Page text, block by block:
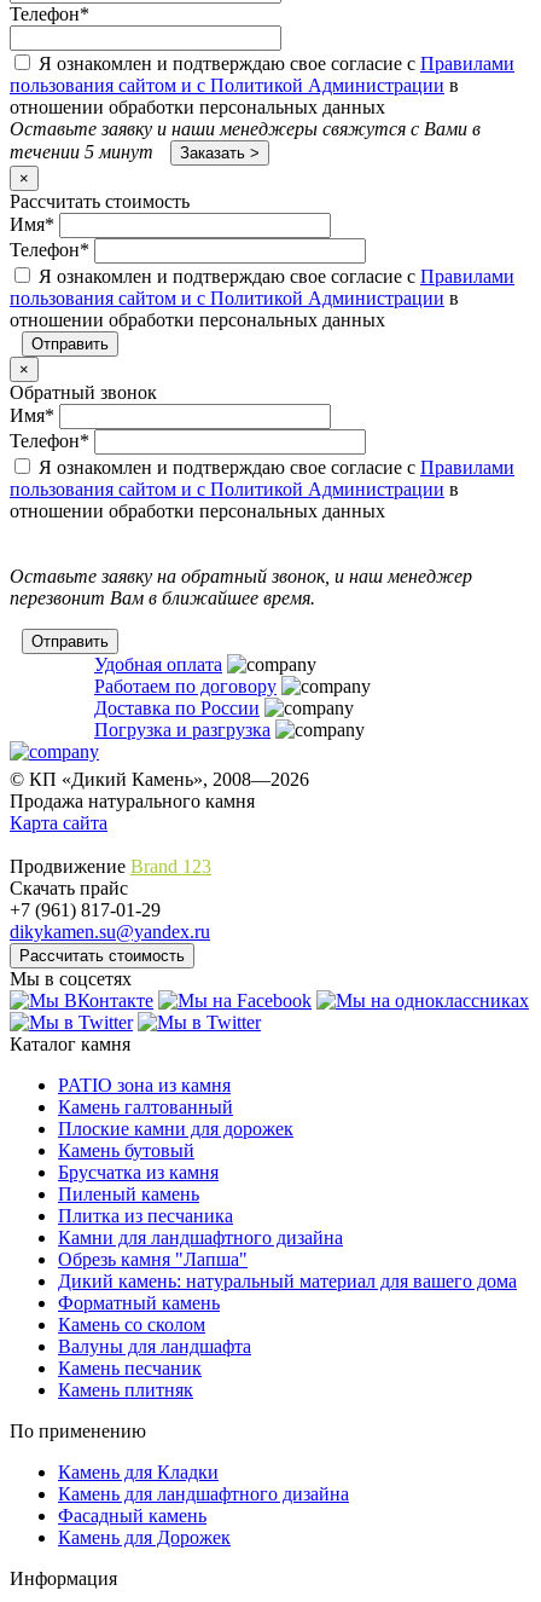
Телефон*
Я ознакомлен и подтверждаю свое согласие с Правилами
пользования сайтом и с Политикой Администрации в
отношении обработки персональных данных
Оставьте заявку и наши менеджеры свяжутся с Вами в
течении 5 минут
×
Рассчитать стоимость
Имя*
Телефон*
Я ознакомлен и подтверждаю свое согласие с Правилами
пользования сайтом и с Политикой Администрации в
отношении обработки персональных данных
×
Обратный звонок
Имя*
Телефон*
Я ознакомлен и подтверждаю свое согласие с Правилами
пользования сайтом и с Политикой Администрации в
отношении обработки персональных данных
Оставьте заявку на обратный звонок, и наш менеджер
перезвонит Вам в ближайшее время.
Удобная оплата
Работаем по договору
Доставка по России
Погрузка и разгрузка
© КП «Дикий Камень», 2008—2026
Продажа натурального камня
Карта сайта
Продвижение Brand 123
Скачать прайс
+7 (961) 817-01-29
dikykamen.su@yandex.ru
Мы в соцсетях
Каталог камня
PATIO зона из камня
Камень галтованный
Плоские камни для дорожек
Камень бутовый
Брусчатка из камня
Пиленый камень
Плитка из песчаника
Камни для ландшафтного дизайна
Обрезь камня "Лапша"
Дикий камень: натуральный материал для вашего дома
Форматный камень
Камень со сколом
Валуны для ландшафта
Камень песчаник
Камень плитняк
По применению
Камень для Кладки
Камень для ландшафтного дизайна
Фасадный камень
Камень для Дорожек
Информация